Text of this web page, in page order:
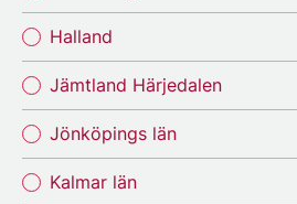
Halland
Jämtland Härjedalen
Jönköpings län
Kalmar län